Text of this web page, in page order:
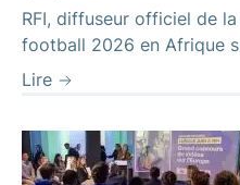
RFI, diffuseur officiel de
football 2026 en Afrique
Lire